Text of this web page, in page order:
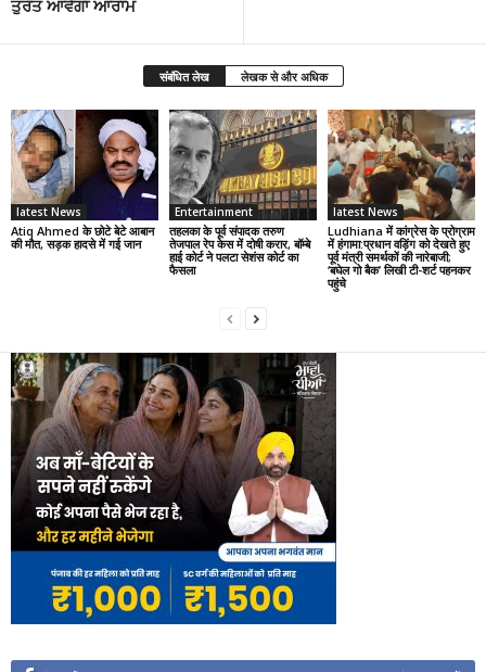
ਤੁਰੰਤ ਆਵੇਗਾ ਆਰਾਮ
संबंधित लेख लेखक से और अधिक
latest News
Atiq Ahmed के छोटे बेटे आबान
की मौत, सड़क हादसे में गई जान
Entertainment
तहलका के पूर्व संपादक तरुण
तेजपाल रेप केस में दोषी करार, बॉम्बे
हाई कोर्ट ने पलटा सेशंस कोर्ट का
फैसला
latest News
Ludhiana में कांग्रेस के प्रोग्राम
में हंगामा:प्रधान वड़िंग को देखते हुए
पूर्व मंत्री समर्थकों की नारेबाजी;
‘बघेल गो बैक’ लिखी टी-शर्ट पहनकर
पहुंचे